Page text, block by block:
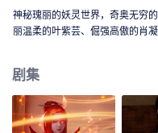
神秘瑰丽的妖灵世界，奇奥无穷
丽温柔的叶紫芸、倔强高傲的肖
剧集